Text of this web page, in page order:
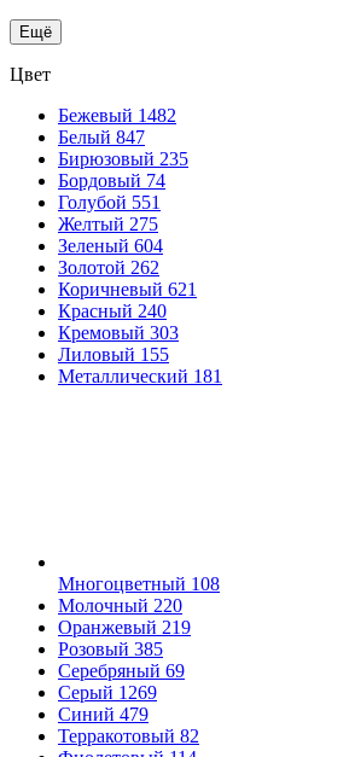
Ещё
Цвет
Бежевый 1482
Белый 847
Бирюзовый 235
Бордовый 74
Голубой 551
Желтый 275
Зеленый 604
Золотой 262
Коричневый 621
Красный 240
Кремовый 303
Лиловый 155
Металлический 181
Многоцветный 108
Молочный 220
Оранжевый 219
Розовый 385
Серебряный 69
Серый 1269
Синий 479
Терракотовый 82